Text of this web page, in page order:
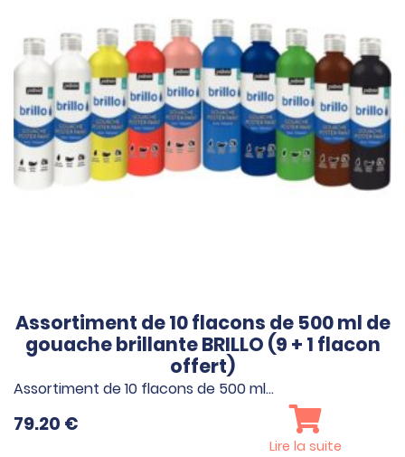
Assortiment de 10 flacons de 500 ml de
gouache brillante BRILLO (9 + 1 flacon
offert)
Assortiment de 10 flacons de 500 ml…
79.20 €
Lire la suite